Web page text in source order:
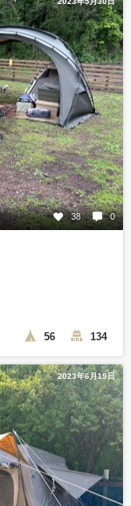
38 0
56 134
2023年6月19日